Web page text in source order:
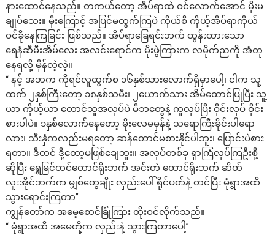
နားထောင်နေသည်။ တကယ်တော့ အိပ်ရာထဲ ဝင်လောက်အောင် မိုးမ
ချုပ်သေး။ မိုးကြောင့် အပြင်မထွက်ကြပဲ ကိုယ်စီ ကိုယ့်အိပ်ရာကိုယ်
ဝင်ခိုနေကြခြင်း ဖြစ်သည်။ အိပ်ရာခြေရင်းဘက် ထွန်းထားသော
ရေနံဆီမီးအိမ်လေး အလင်းရောင်က မိုးဖွဲကြားက လမိုက်ညကို အံတု
နေရလို့ မှိန်လဲ့လဲ့။
“ နင့် အဘက ကိုရင်လူထွက်စ ၁၆နှစ်သားလောက်ရှိမှာပေါ့၊ ငါက သူ့
ထက် ၂နှစ်ကြီးတော့ ၁၈နှစ်သမီး၊ ၂ယောက်သား အိမ်ထောင်ပြုပြီး သူ့
ယာ ကိုယ့်ယာ တောင်သူအလုပ်ပဲ မိဘတွေနဲ့ ကူလုပ်ပြီး ဝိုင်းလုပ် ဝိုင်း
စားပါပဲ။ ၁နှစ်လောက်နေတော့ မိုးလေမမှန်နဲ့ သရောကြီးခိုင်းပါရော
လား၊ သီးနှံကလည်းမရတော့ ဆန်တောင်မစားနိုင်ပါဘူး၊ ပြောင်းပဲစား
ရတာ။ ဒီတင် ဒို့တော့မဖြစ်ချေဘူး။ အလုပ်တစ်ခု ရှာကြံလုပ်ကြဦးစို့
ဆိုပြီး ရွှေမြင်တင်တောင်ရိုးဘက် အင်းတဲ တောင်ရိုးဘက် ဆိတ်
လူးအိုင်ဘက်က မျှစ်တွေချိုး လှည်းပေါ် ရိုင်ပတ်နဲ့ တင်ပြီး မုံရွာအထိ
သွားရောင်းကြတာ”
ကျွန်တော်က အမေ့စောင်ခြုံကြား တိုးဝင်လိုက်သည်။
“ မုံရွာအထိ အမေတို့က လှည်းနဲ့ သွားကြတာပေါ့”